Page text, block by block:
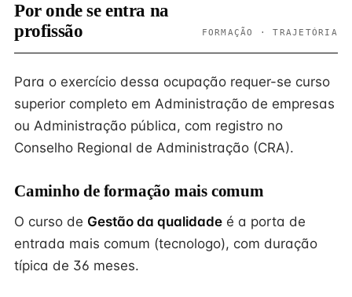
Por onde se entra na
profissão
FORMAÇÃO · TRAJETÓRIA
Para o exercício dessa ocupação requer-se curso
superior completo em Administração de empresas
ou Administração pública, com registro no
Conselho Regional de Administração (CRA).
Caminho de formação mais comum
O curso de Gestão da qualidade é a porta de
entrada mais comum (tecnologo), com duração
típica de 36 meses.